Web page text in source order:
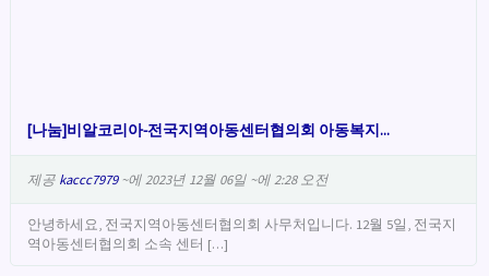
[나눔]비알코리아-전국지역아동센터협의회 아동복지...
제공 kaccc7979~에 2023년 12월 06일 ~에 2:28 오전
안녕하세요, 전국지역아동센터협의회 사무처입니다. 12월 5일, 전국지
역아동센터협의회 소속 센터 […]